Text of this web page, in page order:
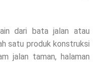
dari bata jalan atau
satu produk konstruksi
jalan taman, halaman